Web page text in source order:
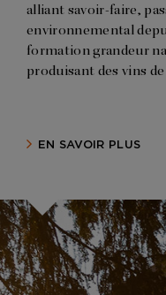
alliant savoir-faire,
environnemental
formation grandeur
produisant des vins
EN SAVOIR PLUS